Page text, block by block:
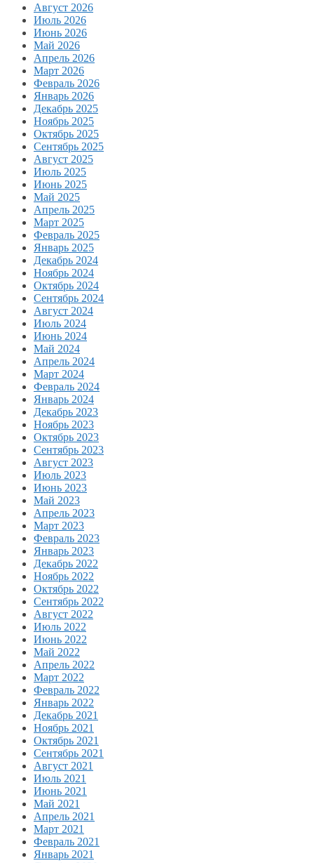
Август 2026
Июль 2026
Июнь 2026
Май 2026
Апрель 2026
Март 2026
Февраль 2026
Январь 2026
Декабрь 2025
Ноябрь 2025
Октябрь 2025
Сентябрь 2025
Август 2025
Июль 2025
Июнь 2025
Май 2025
Апрель 2025
Март 2025
Февраль 2025
Январь 2025
Декабрь 2024
Ноябрь 2024
Октябрь 2024
Сентябрь 2024
Август 2024
Июль 2024
Июнь 2024
Май 2024
Апрель 2024
Март 2024
Февраль 2024
Январь 2024
Декабрь 2023
Ноябрь 2023
Октябрь 2023
Сентябрь 2023
Август 2023
Июль 2023
Июнь 2023
Май 2023
Апрель 2023
Март 2023
Февраль 2023
Январь 2023
Декабрь 2022
Ноябрь 2022
Октябрь 2022
Сентябрь 2022
Август 2022
Июль 2022
Июнь 2022
Май 2022
Апрель 2022
Март 2022
Февраль 2022
Январь 2022
Декабрь 2021
Ноябрь 2021
Октябрь 2021
Сентябрь 2021
Август 2021
Июль 2021
Июнь 2021
Май 2021
Апрель 2021
Март 2021
Февраль 2021
Январь 2021